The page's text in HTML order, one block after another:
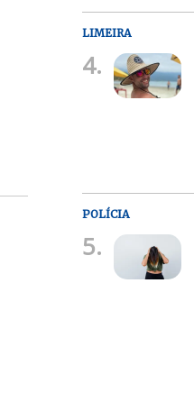
LIMEIRA
4.
POLÍCIA
5.